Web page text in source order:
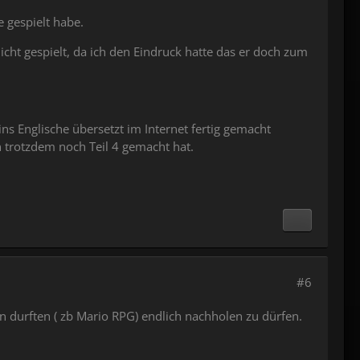
gespielt habe.
gespielt, da ich den Eindruck hatte das er doch zum
Englische übersetzt im Internet fertig gemacht
noch Teil 4 gemacht hat.
#6
( zb Mario RPG) endlich nachholen zu dürfen.